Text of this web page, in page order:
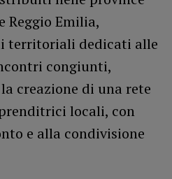
Reggio Emilia,
territoriali dedicati alle
congiunti,
creazione di una rete
locali, con
e alla condivisione